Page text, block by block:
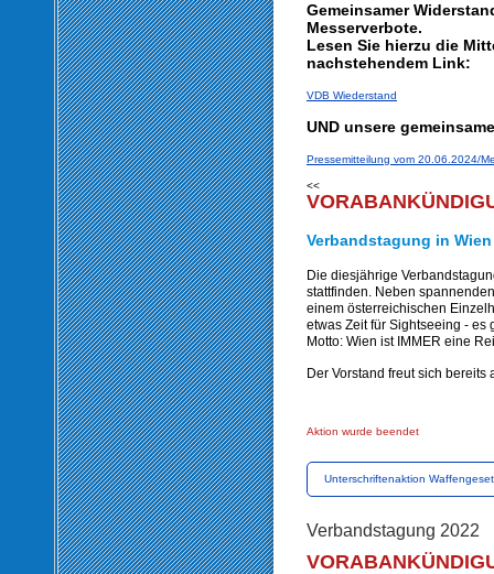
Gemeinsamer
Messerverbote.
Lesen Sie hierzu die
nachstehendem Link:
VDB Wiederstand
UND unsere
Pressemitteilung vom 20.06.2024/
<<
Verbandstagung in Wien
Die diesjährige
stattfinden. Neben
einem österreichischen
etwas Zeit für Sightseeing - es
Motto: Wien ist IMMER eine
Der Vorstand freut sich bereits
Aktion wurde beendet
Unterschriftenaktion
Verbandstagung 2022